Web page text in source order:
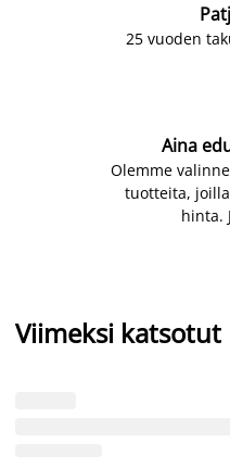
25 vuoden
Aina
Olemme
tuotteita,
hinta.
Viimeksi katsotut